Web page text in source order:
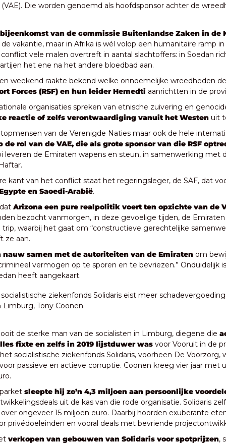
Die worden genoemd als hoofdsponsor achter de
van de commissie Buitenlandse Zaken in de
vakantie, maar in Afrika is wél volop een humanitaire ramp
vele malen overtreft in aantal slachtoffers: in Soedan
het ene na het andere bloedbad aan.
weekend raakte bekend welke onnoemelijke wreedheden
Forces (RSF) en hun leider Hemedti aanrichtten in de
organisaties spreken van etnische zuivering en
reactie of zelfs verontwaardiging vanuit het Westen uit
de rol van de VAE, die als grote sponsor van die RSF
leveren de Emiraten wapens en steun, in samenwerking met
kant van het conflict staat het regeringsleger, de SAF, dat
en Saoedi-Arabië.
Arizona een pure realpolitik voert ten opzichte van de
bezocht vanmorgen, in deze gevoelige tijden, de
trip, waarbij het gaat om “constructieve gerechtelijke
ze aan.
nauw samen met de autoriteiten van de Emiraten om
vermogen op te sporen en te bevriezen.” Onduidelijk
heeft aangekaart.
ziekenfonds Solidaris eist meer
Tony Coonen.
de sterke man van de socialisten in Limburg, diegene die
fixte en zelfs in 2019 lijstduwer was voor Vooruit in de
socialistische ziekenfonds Solidaris, voorheen De Voorzorg,
passieve en actieve corruptie. Coonen kreeg vier jaar met
sleepte hij zo’n 4,3 miljoen aan persoonlijke
uit de kas van die rode organisatie. Solidaris
ongeveer 15 miljoen euro. Daarbij hoorden exuberante
privédoeleinden en vooral deals met bevriende
verkopen van gebouwen van Solidaris voor spotprijzen,